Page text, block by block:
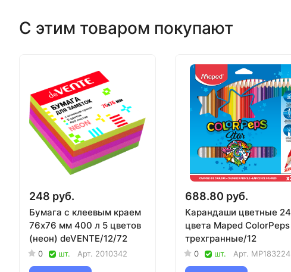
C этим товаром покупают
248 руб.
Бумага с клеевым краем
76х76 мм 400 л 5 цветов
(неон) deVENTE/12/72
0 шт. Арт. 2010342
688.80 руб.
Карандаши цветные 24
цвета Maped ColorPeps
трехгранные/12
0 шт. Арт. MP183224